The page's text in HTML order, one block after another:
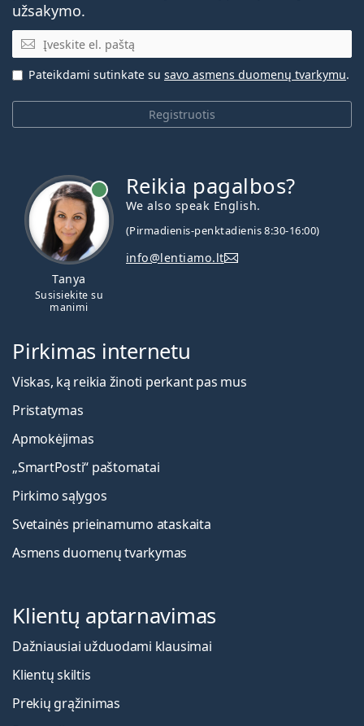
Kiek laiko galima naudoti „Acuvue Oasys Max 1-
Day“?
Ar galima miegoti su „Acuvue Oasys Max 1-
Day“?
instrukcijas
užsakymo.
El. pašto adresas
Registruotis
Pateikdami sutinkate su savo asmens duomenų tvarkymu.
Tanya
Susisiekite su
manimi
Reikia pagalbos?
We also speak English.
(Pirmadienis-penktadienis 8:30-16:00)
info@lentiamo.lt
Pirkimas internetu
Viskas, ką reikia žinoti perkant pas mus
Pristatymas
Apmokėjimas
„SmartPosti“ paštomatai
Pirkimo sąlygos
Svetainės prieinamumo ataskaita
Asmens duomenų tvarkymas
Klientų aptarnavimas
Dažniausiai užduodami klausimai
Klientų skiltis
Prekių grąžinimas